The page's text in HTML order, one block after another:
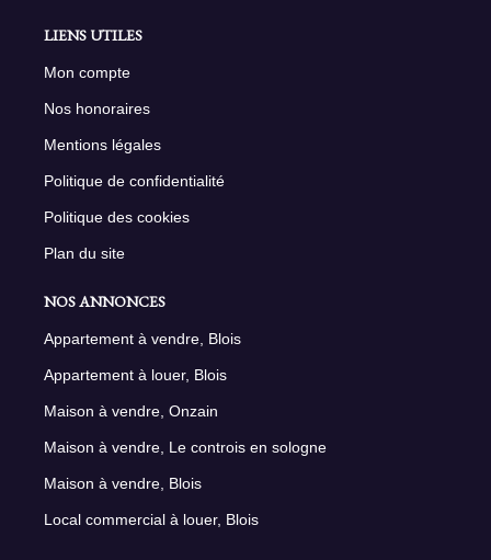
LIENS UTILES
Mon compte
Nos honoraires
Mentions légales
Politique de confidentialité
Politique des cookies
Plan du site
NOS ANNONCES
Appartement à vendre, Blois
Appartement à louer, Blois
Maison à vendre, Onzain
Maison à vendre, Le controis en sologne
Maison à vendre, Blois
Local commercial à louer, Blois